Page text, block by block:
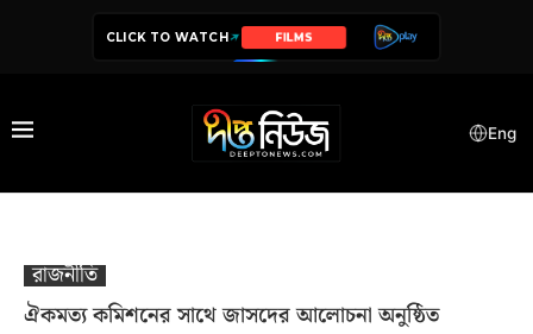
CLICK TO WATCH SERIES
Eng
রাজনীতি
ঐকমত্য কমিশনের সাথে জাসদের আলোচনা অনুষ্ঠিত